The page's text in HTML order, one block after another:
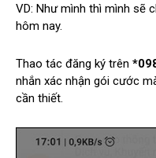
VD: Như mình thì mình sẽ
hôm nay.
Thao tác đăng ký trên
nhắn xác nhận gói cước
cần thiết.